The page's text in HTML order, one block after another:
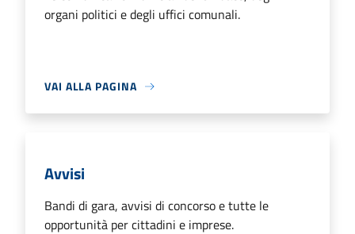
organi politici e degli uffici comunali.
VAI ALLA PAGINA
Avvisi
Bandi di gara, avvisi di concorso e tutte le
opportunità per cittadini e imprese.